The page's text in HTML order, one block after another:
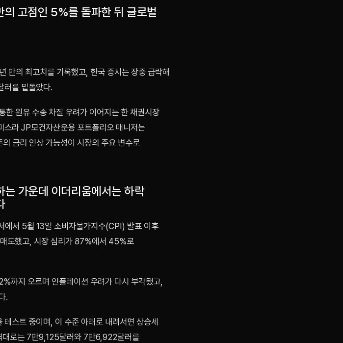
고점인 5%를 돌파한 뒤 글로벌
만의 최고치를 기록했고, 한국 증시는 장중 급락해
러를 밑돌았다.
한 원유 수송 차질 우려가 이어지는 한 채권시장
스라 JP모건자산운용 포트폴리오 매니저는
금리 인상 가능성이 시장의 주요 변수로
가운데 이더리움에서는 하락
서 5월 13일 소비자물가지수(CPI) 발표 이후
도했고, 시장 심리가 87%에서 45%로
까지 오르며 인플레이션 우려가 다시 부각됐고,
.
스트 중이며, 이 수준 아래로 내려서면 상승세
대로는 7만9,125달러와 7만6,922달러를